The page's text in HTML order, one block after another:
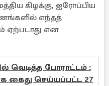
கிழக்கு, ஐரோப்பிய
எந்தத்
ஏற்படாது என
வெடித்த போராட்டம் :
கைது செய்யப்பட்ட 27